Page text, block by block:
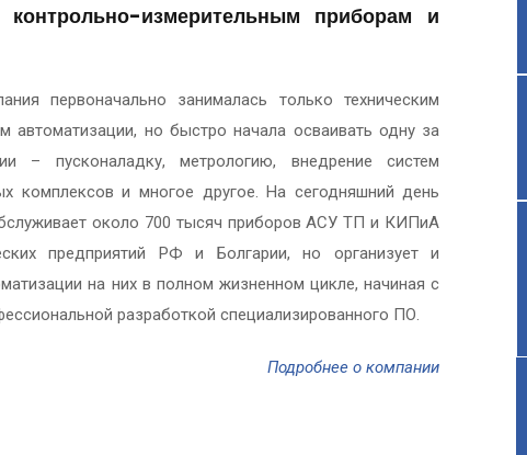
измерительным приборам и
первоначально занималась только техническим
автоматизации, но быстро начала осваивать одну за
– пусконаладку, метрологию, внедрение систем
комплексов и многое другое. На сегодняшний день
около 700 тысяч приборов АСУ ТП и КИПиА
предприятий РФ и Болгарии, но организует и
на них в полном жизненном цикле, начиная с
разработкой специализированного ПО.
Подробнее о компании